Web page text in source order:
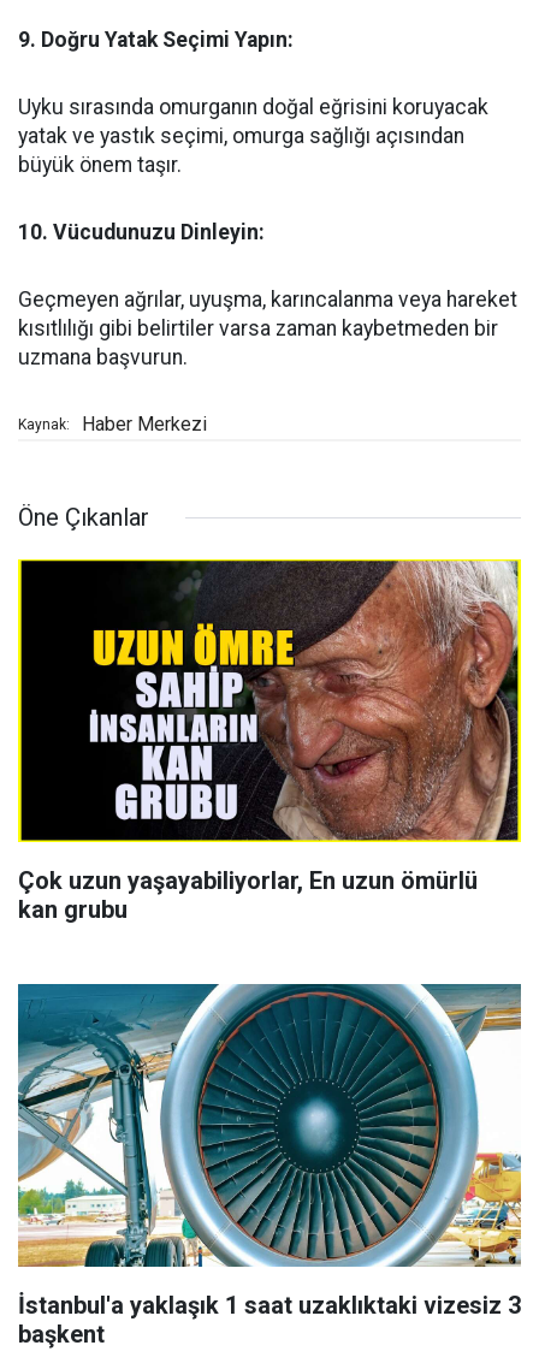
9. Doğru Yatak Seçimi Yapın:
Uyku sırasında omurganın doğal eğrisini koruyacak
yatak ve yastık seçimi, omurga sağlığı açısından
büyük önem taşır.
10. Vücudunuzu Dinleyin:
Geçmeyen ağrılar, uyuşma, karıncalanma veya hareket
kısıtlılığı gibi belirtiler varsa zaman kaybetmeden bir
uzmana başvurun.
Kaynak: Haber Merkezi
Öne Çıkanlar
Çok uzun yaşayabiliyorlar, En uzun ömürlü
kan grubu
İstanbul'a yaklaşık 1 saat uzaklıktaki vizesiz 3
başkent